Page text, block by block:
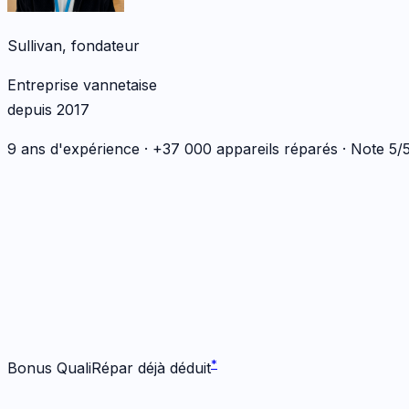
Sullivan, fondateur
Entreprise vannetaise
depuis 2017
9 ans d'expérience · +37 000 appareils réparés · Note
Bonus QualiRépar déjà déduit*